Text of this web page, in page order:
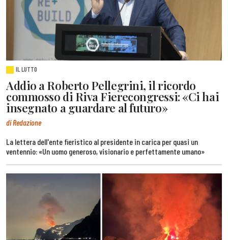
IL LUTTO
Addio a Roberto Pellegrini, il ricordo
commosso di Riva Fierecongressi: «Ci hai
insegnato a guardare al futuro»
di Redazione
La lettera dell'ente fieristico al presidente in carica per quasi un
ventennio: «Un uomo generoso, visionario e perfettamente umano»